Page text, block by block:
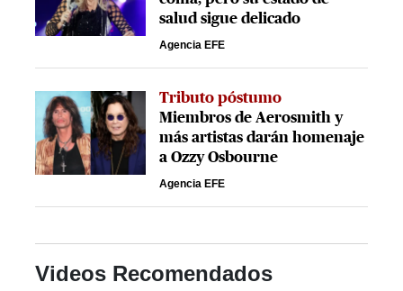
salud sigue delicado
Agencia EFE
Tributo póstumo
Miembros de Aerosmith y
más artistas darán homenaje
a Ozzy Osbourne
Agencia EFE
Videos Recomendados